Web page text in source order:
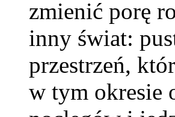
zmienić porę
inny świat:
przestrzeń,
w tym okresie